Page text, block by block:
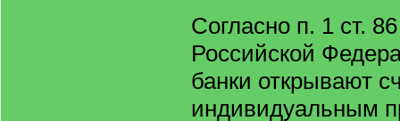
Согласно п. 1 ст.
Российской
банки открывают
индивидуальным